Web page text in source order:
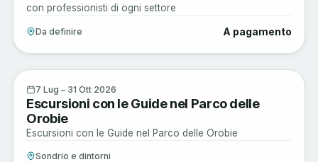
con professionisti di ogni settore
Da definire A pagamento
Active
7 Lug – 31 Ott 2026
Escursioni con le Guide nel Parco delle
Orobie
Escursioni con le Guide nel Parco delle Orobie
Sondrio e dintorni